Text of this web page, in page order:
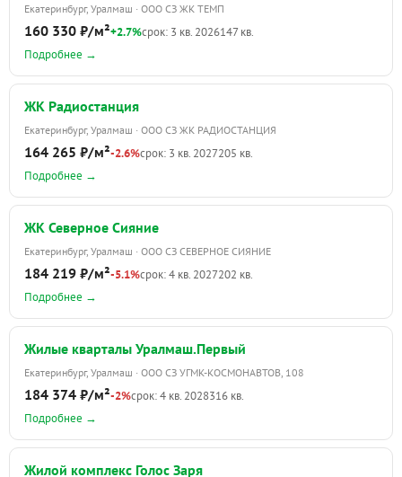
Екатеринбург, Уралмаш · ООО СЗ ЖК ТЕМП
160 330 ₽/м²+2.7%срок: 3 кв. 2026147 кв.
Подробнее →
ЖК Радиостанция
Екатеринбург, Уралмаш · ООО СЗ ЖК РАДИОСТАНЦИЯ
164 265 ₽/м²-2.6%срок: 3 кв. 2027205 кв.
Подробнее →
ЖК Северное Сияние
Екатеринбург, Уралмаш · ООО СЗ СЕВЕРНОЕ СИЯНИЕ
184 219 ₽/м²-5.1%срок: 4 кв. 2027202 кв.
Подробнее →
Жилые кварталы Уралмаш.Первый
Екатеринбург, Уралмаш · ООО СЗ УГМК-КОСМОНАВТОВ, 108
184 374 ₽/м²-2%срок: 4 кв. 2028316 кв.
Подробнее →
Жилой комплекс Голос Заря